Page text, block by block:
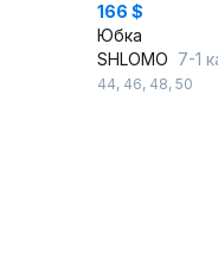
166 $
Юбка
SHLOMO 7-1
44, 46, 48, 50